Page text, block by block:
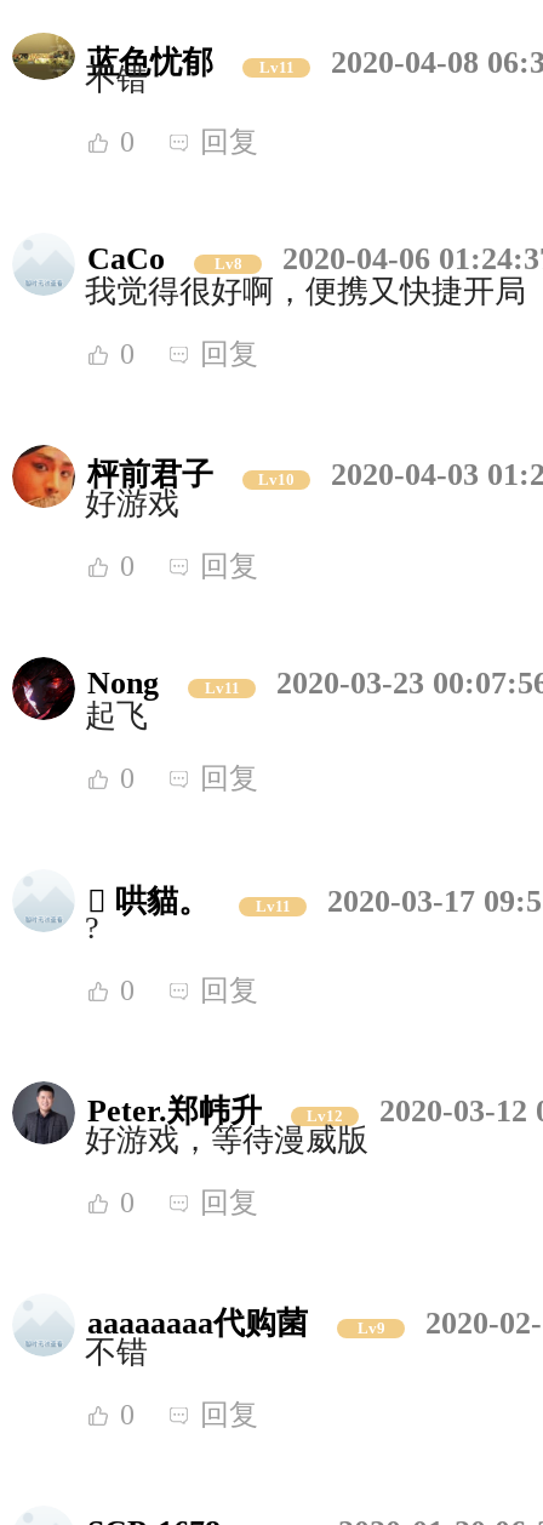
蓝色忧郁 Lv11 2020-04-08
不错
0 回复
CaCo Lv8
2020-04-06
我觉得很好啊，便携又快捷开局
0 回复
枰前君子 Lv10
2020-04-03
好游戏
0 回复
Nong Lv11
2020-03-23
起飞
0 回复
 哄貓。 Lv11 2020-03-17
?
0 回复
Peter.郑帏升 Lv12
2020-03-12
好游戏，等待漫威版
0 回复
aaaaaaaa代购菌 Lv9
2020-
不错
0 回复